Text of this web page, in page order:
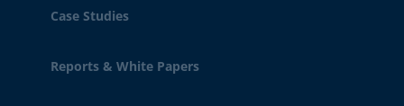
Case Studies
Reports & White Papers